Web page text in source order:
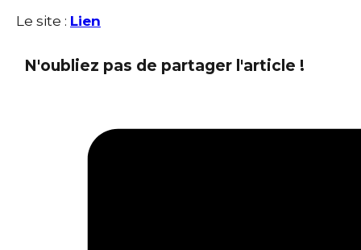
Le site : Lien
N'oubliez pas de partager l'article !